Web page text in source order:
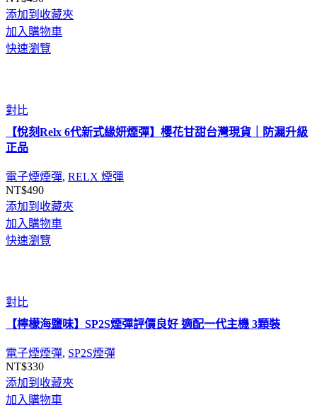
添加到收藏夾
加入購物車
快速瀏覽
對比
【悅刻Relx 6代新式緣妍煙彈】櫻花甘甜台灣現貨｜防漏升級
正品
電子煙煙彈, RELX 煙彈
NT$490
添加到收藏夾
加入購物車
快速瀏覽
對比
【檸檬海鹽味】SP2S煙彈評價良好 適配一代主機 3顆裝
電子煙煙彈, SP2S煙彈
NT$330
添加到收藏夾
加入購物車